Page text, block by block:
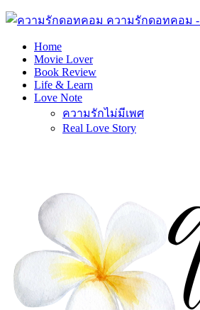
ความรักดอทคอม -
Home
Movie Lover
Book Review
Life & Learn
Love Note
ความรักไม่มีเพศ
Real Love Story